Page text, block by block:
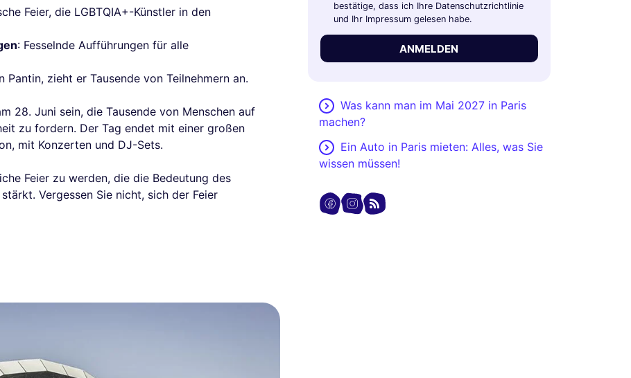
Feier, die LGBTQIA+-Künstler in den
: Fesselnde Aufführungen für alle
Pantin, zieht er Tausende von Teilnehmern an.
28. Juni sein, die Tausende von Menschen auf
zu fordern. Der Tag endet mit einer großen
mit Konzerten und DJ-Sets.
Feier zu werden, die die Bedeutung des
Vergessen Sie nicht, sich der Feier
bestätige, dass ich Ihre Datenschutzrichtlinie
und Ihr Impressum gelesen habe.
ANMELDEN
Was kann man im Mai 2027 in Paris
machen?
Ein Auto in Paris mieten: Alles, was Sie
wissen müssen!